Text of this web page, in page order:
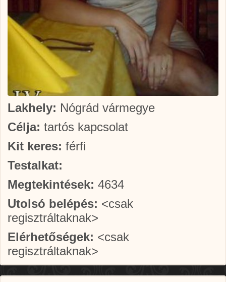
Lakhely: Nógrád vármegye
Célja: tartós kapcsolat
Kit keres: férfi
Testalkat:
Megtekintések: 4634
Utolsó belépés: <csak
regisztráltaknak>
Elérhetőségek: <csak
regisztráltaknak>